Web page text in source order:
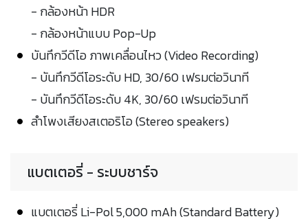
- กล้องหน้า HDR
- กล้องหน้าแบบ Pop-Up
บันทึกวีดีโอ ภาพเคลื่อนไหว (Video Recording)
- บันทึกวีดีโอระดับ HD, 30/60 เฟรมต่อวินาที
- บันทึกวีดีโอระดับ 4K, 30/60 เฟรมต่อวินาที
ลำโพงเสียงสเตอริโอ (Stereo speakers)
แบตเตอรี่ - ระบบชาร์จ
แบตเตอรี่ Li-Pol 5,000 mAh (Standard Battery)